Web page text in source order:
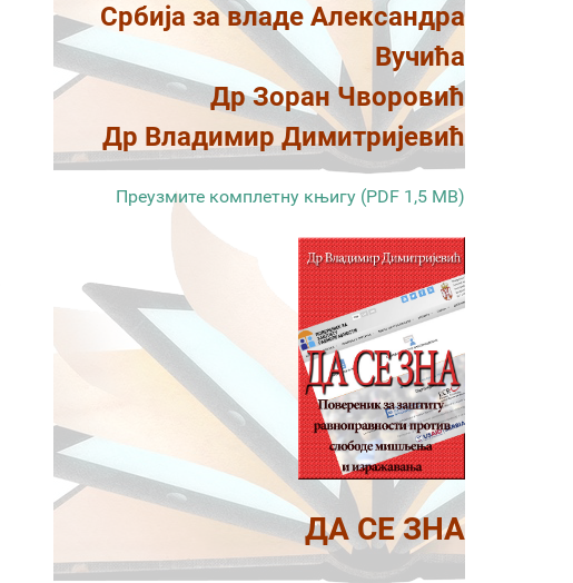
Србија за владе Александра
Вучића
Др Зоран Чворовић
Др Владимир Димитријевић
Преузмите комплетну књигу (PDF 1,5 MB)
ДА СЕ ЗНА